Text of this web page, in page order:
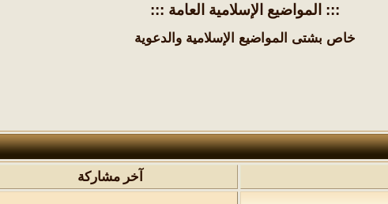
::: المواضيع الإسلامية العامة :::
خاص بشتى المواضيع الإسلامية والدعوية
آخر مشاركة